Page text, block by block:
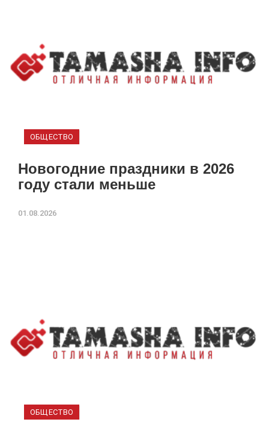
ОБЩЕСТВО
Новогодние праздники в 2026
году стали меньше
01.08.2026
ОБЩЕСТВО